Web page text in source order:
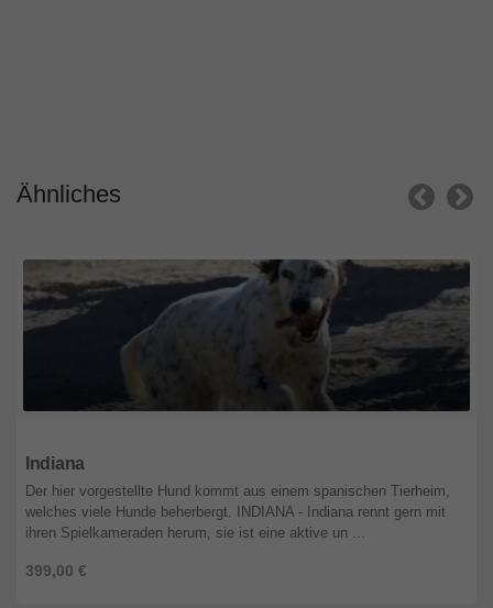
Ähnliches
Indiana
399,00 €
Der hier vorgestellte Hund kommt aus einem spanischen Tierheim,
welches viele Hunde beherbergt. INDIANA - Indiana rennt gern mit
ihren Spielkameraden herum, sie ist eine aktive un ...